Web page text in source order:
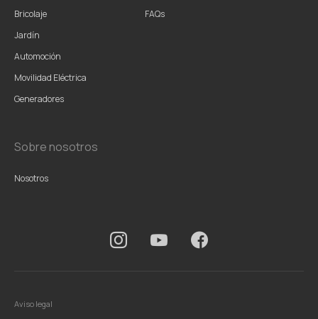
Bricolaje
Jardín
Automoción
Movilidad Eléctrica
Generadores
FAQs
Sobre nosotros
Nosotros
Aviso legal